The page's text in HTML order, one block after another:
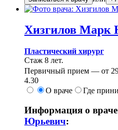
Хизгилов Марк
Пластический хирург
Стаж 8 лет.
Первичный прием — от
4.30
О враче
Где
Информация о
Юрьевич: